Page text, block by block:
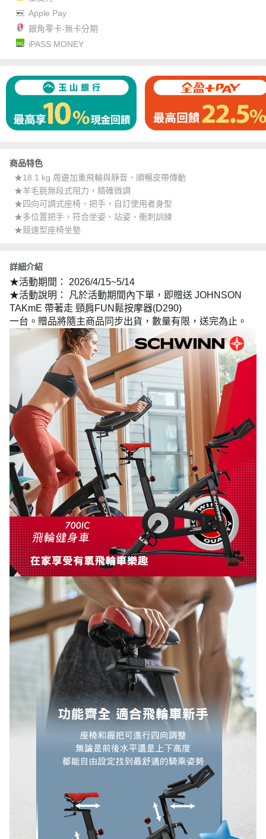
Apple Pay
銀角零卡-無卡分期
iPASS MONEY
商品特色
★18.1 kg 周邊加重飛輪與靜音、順暢皮帶傳動
★羊毛氈無段式阻力，精確微調
★四向可調式座椅、把手，自訂使用者身型
★多位置把手，符合坐姿、站姿、衝刺訓練
★競速型座椅坐墊
詳細介紹
★活動期間：
2026/4/15~5/14
★活動說明：
凡於活動期間內下單，即贈送 JOHNSON
TAKmE 帶著走 頸肩FUN鬆按摩器(D290)
一台。贈品將隨主商品同步出貨，數量有限，送完為止。